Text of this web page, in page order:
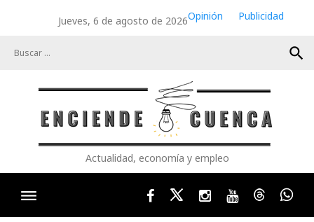
Jueves, 6 de agosto de 2026Opinión
Publicidad
search
Actualidad, economía y empleo
FacebookTwitterInstagram
YoutubeThreads